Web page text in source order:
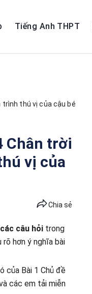
Tiếng Anh THPT
trình thú vị của cậu bé
Chân trời
vị của
Chia sẻ
câu hỏitrong
hơn ý nghĩa bài
của Bài 1 Chủ đề
các em tải miễn